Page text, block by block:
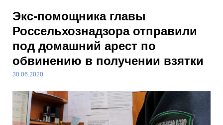
Экс-помощника главы
Россельхознадзора отправили
под домашний арест по
обвинению в получении взятки
30.06.2020